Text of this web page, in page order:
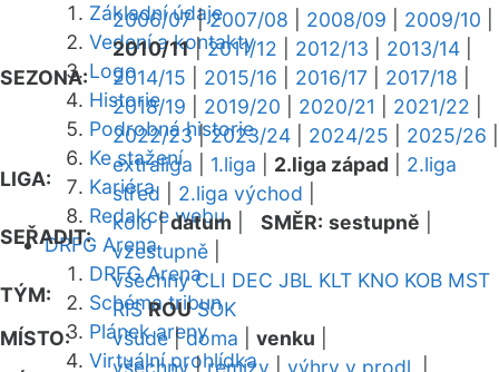
Základní údaje
Vedení a kontakty
Logo
Historie
Podrobná historie
Ke stažení
Kariéra
Redakce webu
DRFG Arena
DRFG Arena
Schéma tribun
Plánek areny
Virtuální prohlídka
SEZONA:
2006/07|2007/08 2008/09 2009/10
2010/11|2011/12 2012/13 2013/14
2014/15
2015/16 2016/17 2017/18
2018/19
2019/20 2020/21 2021/22
2022/23|2023/24 2024/25 2025/26
LIGA:
extraliga 1.liga 2.liga západ
2.liga
střed
2.liga východ
SEŘADIT:
kolo|datum SMĚR: sestupně
vzestupně
TÝM:
všechny CLI DEC JBL KLT KNO KOB MST
RIS ROU SOK
MÍSTO:
všude|doma venku
všechny|remízy výhry v prodl.